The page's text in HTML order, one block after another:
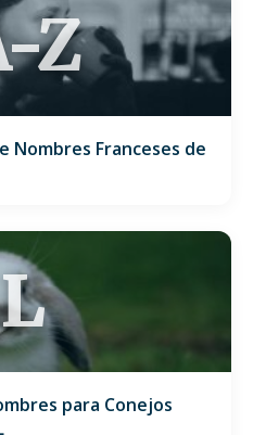
Z
Nombres Franceses de
L
para Conejos